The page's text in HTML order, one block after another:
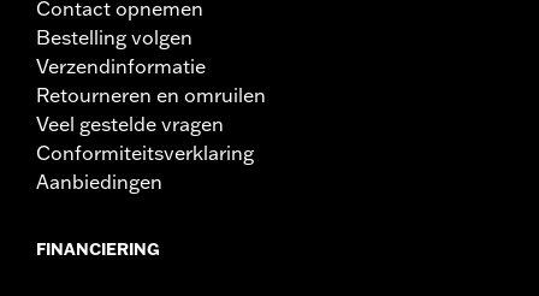
Pullback maateenheid:
NOTITIES:Voor de installatie van sommige sturen en
stuurverhogers kan voor sommige modellen een
andere koppelings- en/of gaskabel en remleiding
nodig zijn. De hoogte van het stuur is op veel locaties
gereguleerd. Controleer lokale wetgeving om te
garanderen dat je motorfiets voldoet aan de van
toepassing zijnde voorschriften.
Contact opnemen
Bestelling volgen
Verzendinformatie
Retourneren en omruilen
Veel gestelde vragen
Conformiteitsverklaring
Aanbiedingen
FINANCIERING